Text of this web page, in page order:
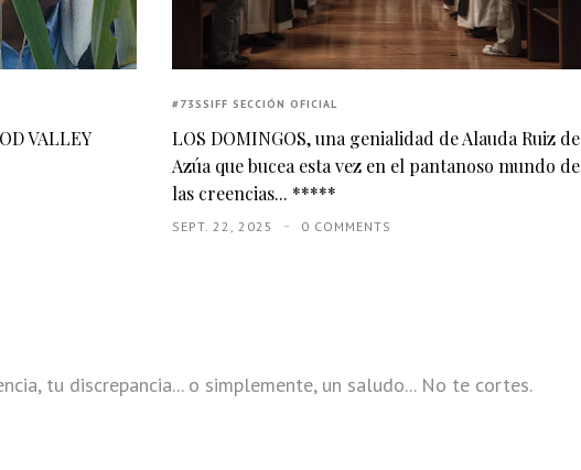
VALLEY
#73SSIFF SECCIÓN OFICIAL
LOS DOMINGOS, una genialidad de Alauda Ruiz de
Azúa que bucea esta vez en el pantanoso mundo de
las creencias... *****
SEPT. 22, 2025 0 COMMENTS
tu discrepancia... o simplemente, un saludo... No te cortes.